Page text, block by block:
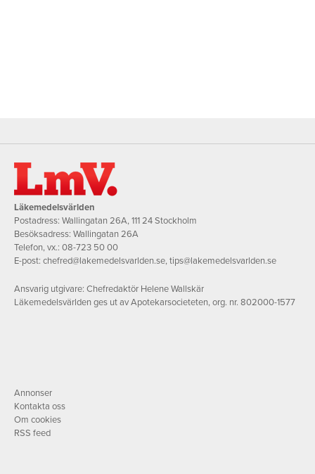
Läkemedelsvärlden
Postadress: Wallingatan 26A, 111 24 Stockholm
Besöksadress: Wallingatan 26A
Telefon, vx.: 08-723 50 00
E-post: chefred@lakemedelsvarlden.se,tips@lakemedelsvarlden.se
Ansvarig utgivare: Chefredaktör Helene Wallskär
Läkemedelsvärlden ges ut av Apotekarsocieteten, org. nr. 802000-1577
Annonser
Kontakta oss
Om cookies
RSS feed